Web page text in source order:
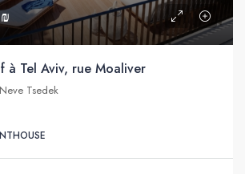
à Tel Aviv, rue Moaliver
Tsedek